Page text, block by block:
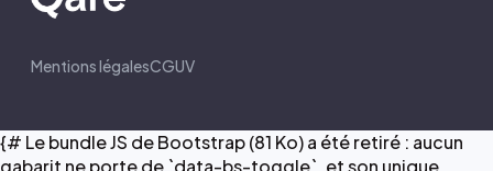
Mentions légalesCGUV
{# Le bundle JS de Bootstrap (81 Ko) a été retiré : aucun
gabarit ne porte de `data-bs-toggle`, et son unique